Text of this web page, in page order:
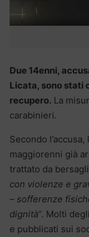
Due 14enni,
Licata, sono stati
recupero. La
carabinieri.
Secondo l’accusa,
maggiorenni già
trattato da
con violenze e
– sofferenze
dignità“. Molti
e pubblicati sui